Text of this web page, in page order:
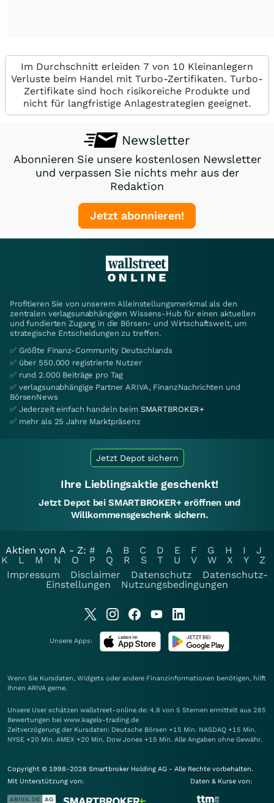
Im Durchschnitt erleiden 7 von 10 Kleinanlegern
Verluste beim Handel mit Turbo-Zertifikaten. Turbo-
Zertifikate sind hoch risikoreiche Produkte und
nicht für langfristige Anlagestrategien geeignet.
Newsletter
Abonnieren Sie unsere kostenlosen Newsletter
und verpassen Sie nichts mehr aus der
Redaktion
Jetzt abonnieren!
Profitieren Sie von unserem Alleinstellungsmerkmal als den
zentralen verlagsunabhängigen Wissens-Hub für einen aktuellen
und fundierten Zugang in die Börsen- und Wirtschaftswelt, um
strategische Entscheidungen zu treffen.
✅ Größte Finanz-Community Deutschlands
✅ über 550.000 registrierte Nutzer
✅ rund 2.000 Beiträge pro Tag
✅ verlagsunabhängige Partner ARIVA, FinanzNachrichten und
BörsenNews
✅ Jederzeit einfach handeln beim SMARTBROKER+
✅ mehr als 25 Jahre Marktpräsenz
Jetzt Depot sichern
Ihre Lieblingsaktie geschenkt!
Jetzt Depot bei SMARTBROKER+ eröffnen und
Willkommensgeschenk sichern.
Aktien von A - Z: # A B C D E F G H I
J
K
L M N O P Q R S T U V W X Y
Z
Impressum
Disclaimer Datenschutz
Datenschutz-
Einstellungen
Nutzungsbedingungen
Unsere Apps:
Wenn Sie Kursdaten, Widgets oder andere Finanzinformationen benötigen, hilft
Ihnen ARIVA gerne.
Unsere User schätzen wallstreet-online.de: 4.8 von 5 Sternen ermittelt aus 285
Bewertungen bei www.kagels-trading.de
Zeitverzögerung der Kursdaten: Deutsche Börsen +15 Min. NASDAQ +15 Min.
NYSE +20 Min. AMEX +20 Min. Dow Jones +15 Min. Alle Angaben ohne Gewähr.
Copyright © 1998-2026 Smartbroker Holding AG - Alle Rechte vorbehalten.
Mit Unterstützung von:
Daten & Kurse von: